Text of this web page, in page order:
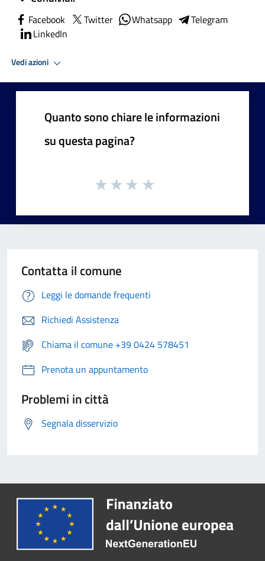
Facebook Twitter Whatsapp
Telegram
LinkedIn
Vedi azioni
Quanto sono chiare le informazioni
su questa pagina?
Contatta il comune
Leggi le domande frequenti
Richiedi Assistenza
Chiama il comune +39 0424 578451
Prenota un appuntamento
Problemi in città
Segnala disservizio